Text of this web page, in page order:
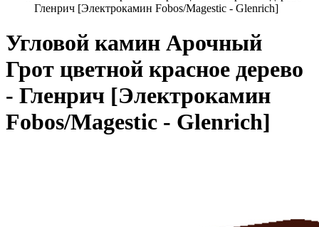
Гленрич [Электрокамин Fobos/Magestic - Glenrich]
Угловой камин Арочный
Грот цветной красное дерево
- Гленрич [Электрокамин
Fobos/Magestic - Glenrich]